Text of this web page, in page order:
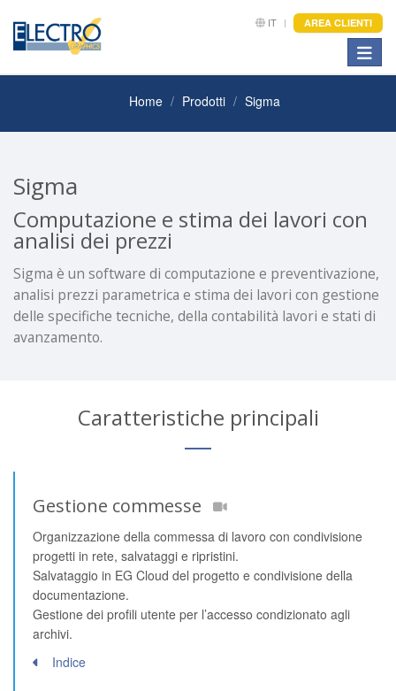
IT AREA CLIENTI
Home Prodotti Sigma
Sigma
Computazione e stima dei lavori con
analisi dei prezzi
Sigma è un software di computazione e preventivazione,
analisi prezzi parametrica e stima dei lavori con gestione
delle specifiche tecniche, della contabilità lavori e stati di
avanzamento.
Caratteristiche principali
Gestione commesse
Organizzazione della commessa di lavoro con condivisione
progetti in rete, salvataggi e ripristini.
Salvataggio in EG Cloud del progetto e condivisione della
documentazione.
Gestione dei profili utente per l’accesso condizionato agli
archivi.
Indice